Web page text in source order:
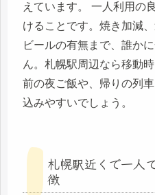
えています。 一人利用の
けることです。焼き加減
ビールの有無まで、誰か
ん。札幌駅周辺なら移動
前の夜ご飯や、帰りの列
込みやすいでしょう。
札幌駅近くで一人
徴